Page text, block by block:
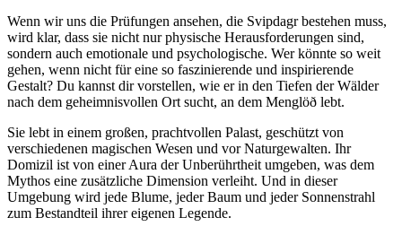
Wenn wir uns die Prüfungen ansehen, ​die Svipdagr⁤ bestehen‌ muss,
wird klar, dass sie nicht nur physische Herausforderungen sind,
sondern auch emotionale und‌ psychologische. Wer könnte so weit
gehen, wenn nicht für eine so‌ faszinierende⁢ und inspirierende
Gestalt? Du kannst dir ⁤vorstellen, wie er in den Tiefen der Wälder
nach dem geheimnisvollen ⁤Ort sucht, an dem Menglöð lebt.
Sie lebt in⁤ einem großen, prachtvollen Palast, geschützt von
⁤verschiedenen​ magischen Wesen und vor Naturgewalten. Ihr
Domizil ist von einer Aura der Unberührtheit umgeben,‍ was dem
Mythos eine zusätzliche Dimension verleiht. ‍Und in dieser
Umgebung wird jede Blume, jeder Baum und‍ jeder Sonnenstrahl
zum Bestandteil ihrer ‍eigenen Legende.